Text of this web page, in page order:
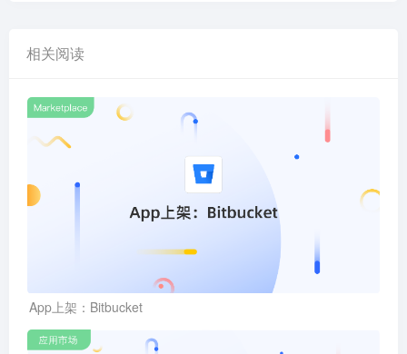
相关阅读
App上架：Bitbucket